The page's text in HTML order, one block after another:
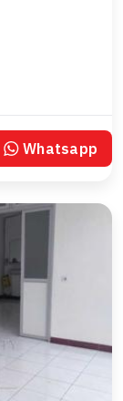
Whatsapp